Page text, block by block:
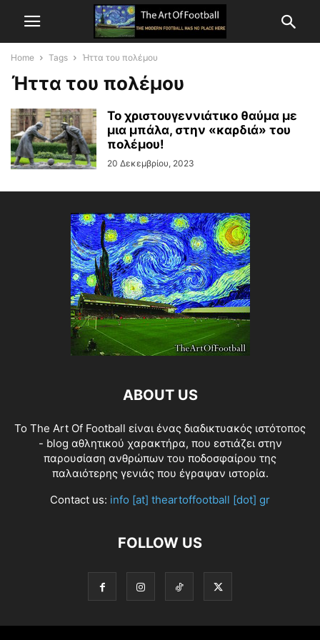
Home Tags Ήττα του πολέμου
Ήττα του πολέμου
Το χριστουγεννιάτικο θαύμα με
μια μπάλα, στην «καρδιά» του
πολέμου!
20 Δεκεμβρίου, 2023
ABOUT US
Το The Art Of Football είναι ένας διαδικτυακός ιστότοπος
- blog αθλητικού χαρακτήρα, που εστιάζει στην
παρουσίαση ανθρώπων του ποδοσφαίρου της
παλαιότερης γενιάς που έγραψαν ιστορία.
Contact us: info [at] theartoffootball [dot] gr
FOLLOW US